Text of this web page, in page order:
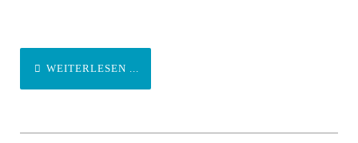
WEITERLESEN ...